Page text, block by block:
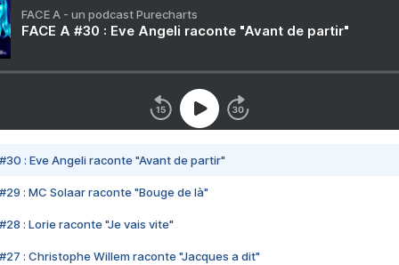
FACE A - un podcast Purecharts
FACE A #30 : Eve Angeli raconte "Avant de partir"
#30 : Eve Angeli raconte "Avant de partir"
#29 : MC Solaar raconte "Bouge de là"
#28 : Lorie raconte "Je vais vite"
#27 : Christophe Willem raconte "Jacques a dit"